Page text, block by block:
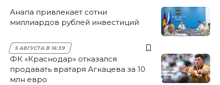
Анапа привлекает сотни
миллиардов рублей инвестиций
5 АВГУСТА В 16:39
ФК «Краснодар» отказался
продавать вратаря Агкацева за 10
млн евро